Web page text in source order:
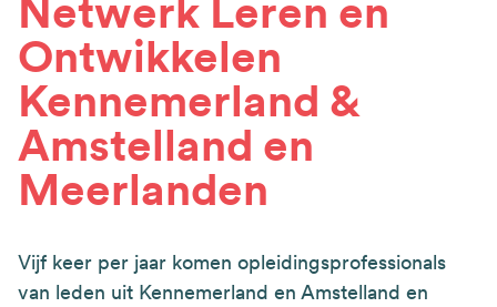
Netwerk Leren en
Ontwikkelen
Kennemerland &
Amstelland en
Meerlanden
Vijf keer per jaar komen opleidingsprofessionals
van leden uit Kennemerland en Amstelland en